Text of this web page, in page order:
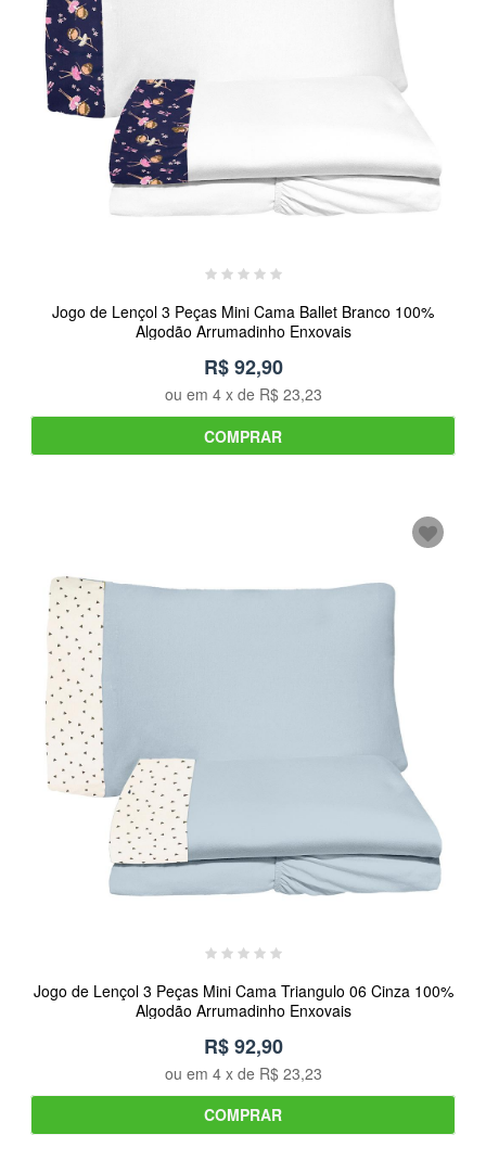
Jogo de Lençol 3 Peças Mini Cama Ballet Branco 100%
Algodão Arrumadinho Enxovais
R$ 92,90
ou em 4x de R$ 23,23
COMPRAR
Jogo de Lençol 3 Peças Mini Cama Triangulo 06 Cinza 100%
Algodão Arrumadinho Enxovais
R$ 92,90
ou em 4x de R$ 23,23
COMPRAR